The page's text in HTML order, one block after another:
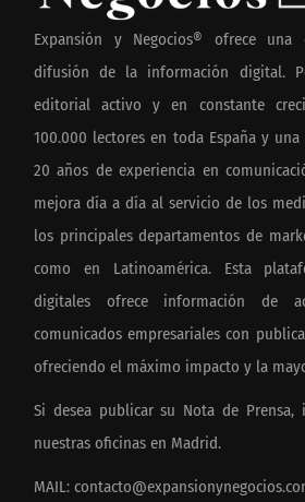
Expansión y Negocios® ofrece una
difusión de la información digital.
editorial activo y en constante
100.000 lectores en toda España y
20 años de experiencia en
mejora día a día al servicio de los
los principales departamentos de
como en Latinoamérica. Esta
digitales ofrece información de
comunicados empresariales con
ofreciendo el máximo impacto y la
Si desea publicar su Nota de Prensa,
nuestras oficinas en Madrid.
MAIL: